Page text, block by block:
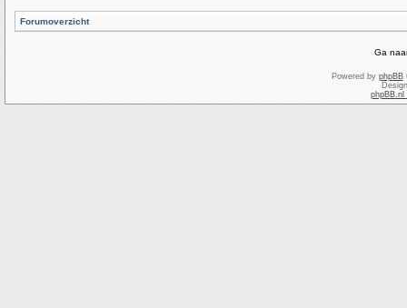
Forumoverzicht
Ga
Powered by phpBB
phpBB.nl